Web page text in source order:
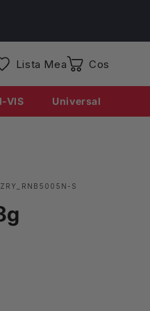
Lista Mea Coș
VIS Universal
ZRY_RNB5005N-S